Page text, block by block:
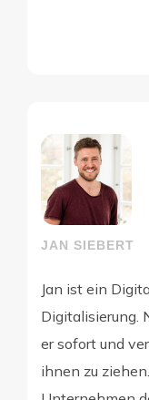
JAN SIEBERT
Jan ist ein
Digitalisierung.
er sofort und
ihnen zu